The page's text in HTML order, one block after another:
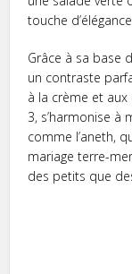
touche
Grâce à sa base
un contraste
à la crème et
3, s’harmonise à
comme l’aneth,
mariage terre-
des petits que